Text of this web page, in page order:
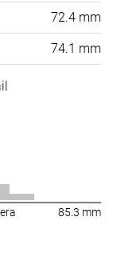
72.4 mm
74.1 mm
85.3 mm